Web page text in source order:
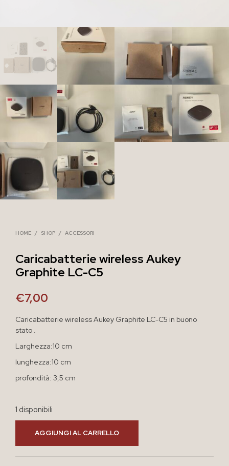
HOME / SHOP / ACCESSORI
Caricabatterie wireless Aukey
Graphite LC-C5
€7,00
Caricabatterie wireless Aukey Graphite LC-C5 in buono
stato .
Larghezza:10 cm
lunghezza:10 cm
profondità: 3,5 cm
1 disponibili
AGGIUNGI AL CARRELLO